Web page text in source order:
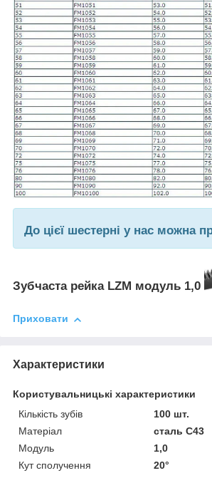
До цієї шестерні у нас можна
Зубчаста рейка LZM модуль 1,0
Приховати
Характеристики
Користувальницькі характеристики
Кількість зубів
100 шт.
Матеріал
сталь С43
Модуль
1,0
Кут сполучення
20°